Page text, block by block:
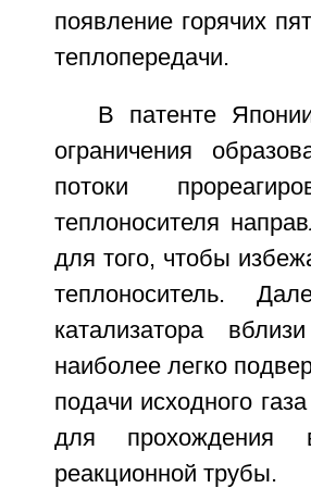
появление горячих
теплопередачи.
В патенте
ограничения
потоки
теплоносителя
для того, чтобы
теплоноситель.
катализатора
наиболее легко
подачи исходного
для прохождения
реакционной трубы.